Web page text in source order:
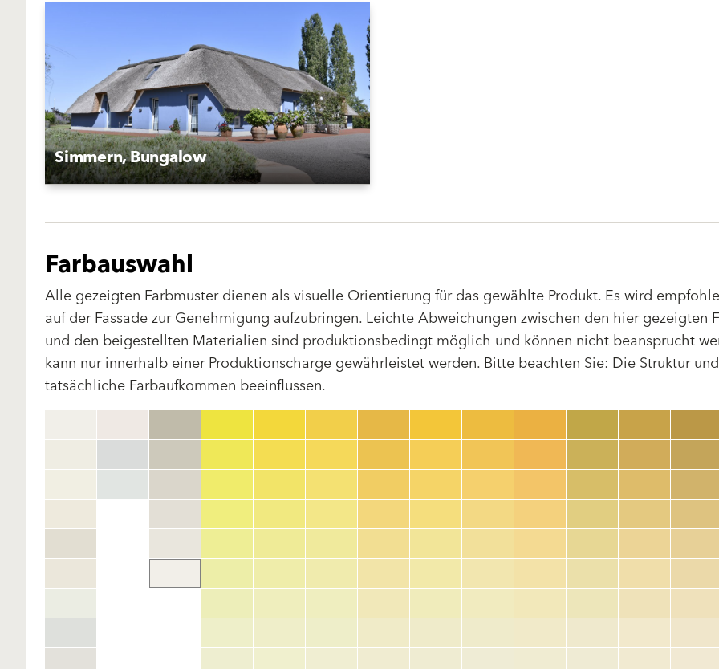
Simmern, Bungalow
Farbauswahl
Alle gezeigten Farbmuster dienen als visuelle Orientierung für das gewählte Produkt. Es wird
auf der Fassade zur Genehmigung aufzubringen. Leichte Abweichungen zwischen den hier gezeigten
und den beigestellten Materialien sind produktionsbedingt möglich und können nicht beansprucht
kann nur innerhalb einer Produktionscharge gewährleistet werden. Bitte beachten Sie: Die Struktur
tatsächliche Farbaufkommen beeinflussen.
color_name
HEX:hex_code
HBW:hbw_code